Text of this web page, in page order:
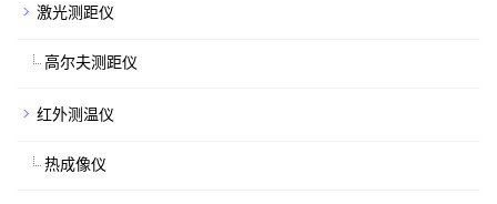
激光测距仪
高尔夫测距仪
红外测温仪
热成像仪